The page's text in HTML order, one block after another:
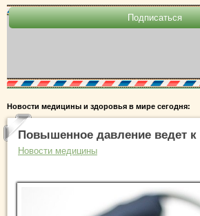
Новости медицины и здоровья в мире сегодня:
Повышенное давление ведет к
Новости медицины